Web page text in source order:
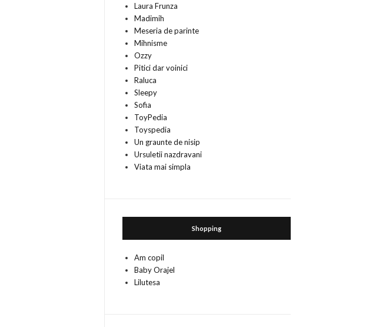
Laura Frunza
Madimih
Meseria de parinte
Mihnisme
Ozzy
Pitici dar voinici
Raluca
Sleepy
Sofia
ToyPedia
Toyspedia
Un graunte de nisip
Ursuletii nazdravani
Viata mai simpla
Shopping
Am copil
Baby Orajel
Lilutesa